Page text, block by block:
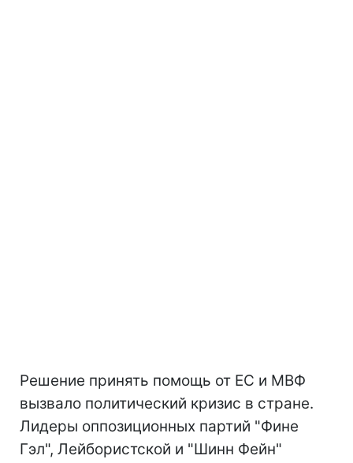
Решение принять помощь от ЕС и МВФ
вызвало политический кризис в стране.
Лидеры оппозиционных партий "Фине
Гэл", Лейбористской и "Шинн Фейн"